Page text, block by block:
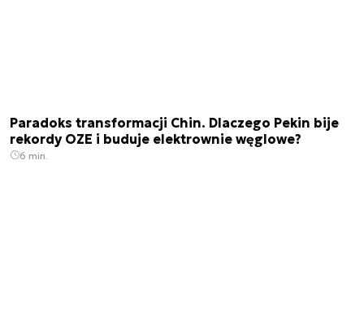
Paradoks transformacji Chin. Dlaczego Pekin bije
rekordy OZE i buduje elektrownie węglowe?
6 min.